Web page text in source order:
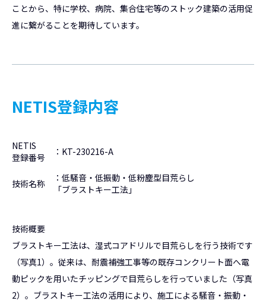
ことから、特に学校、病院、集合住宅等のストック建築の活用促
進に繋がることを期待しています。
NETIS登録内容
NETIS
登録番号
：KT-230216-A
技術名称
：低騒音・低振動・低粉塵型目荒らし
「ブラストキー工法」
技術概要
ブラストキー工法は、湿式コアドリルで目荒らしを行う技術です
（写真1）。従来は、耐震補強工事等の既存コンクリート面へ電
動ピックを用いたチッピングで目荒らしを行っていました（写真
2）。ブラストキー工法の活用により、施工による騒音・振動・